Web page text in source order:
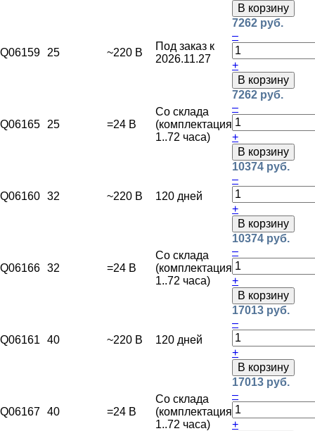
В корзину
Q06159 25 ~220 В
Под заказ к
2026.11.27
7262 руб.
–
+
В корзину
Q06165 25 =24 В
Со склада
(комплектация
1..72 часа)
7262 руб.
–
+
В корзину
Q06160 32 ~220 В 120 дней
10374 руб.
–
+
В корзину
Q06166 32 =24 В
Со склада
(комплектация
1..72 часа)
10374 руб.
–
+
В корзину
Q06161 40 ~220 В 120 дней
17013 руб.
–
+
В корзину
Q06167 40 =24 В
Со склада
(комплектация
1..72 часа)
17013 руб.
–
+